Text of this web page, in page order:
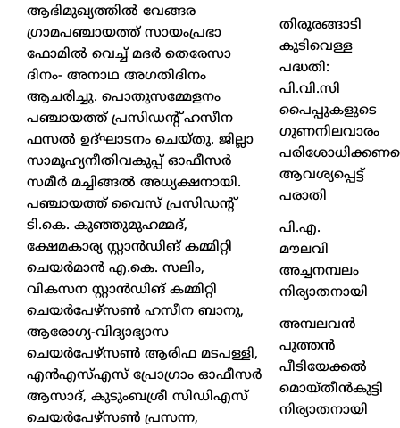
ആഭിമുഖ്യത്തില്‍ വേങ്ങര
ഗ്രാമപഞ്ചായത്ത് സായംപ്രഭാ
ഫോമില്‍ വെച്ച് മദര്‍ തെരേസാ
ദിനം- അനാഥ അഗതിദിനം
ആചരിച്ചു. പൊതുസമ്മേളനം
പഞ്ചായത്ത് പ്രസിഡന്റ് ഹസീന
ഫസല്‍ ഉദ്ഘാടനം ചെയ്തു. ജില്ലാ
സാമൂഹ്യനീതിവകുപ്പ് ഓഫീസര്‍
സമീര്‍ മച്ചിങ്ങല്‍ അധ്യക്ഷനായി.
പഞ്ചായത്ത് വൈസ് പ്രസിഡന്റ്
ടി.കെ. കുഞ്ഞുമുഹമ്മദ്,
ക്ഷേമകാര്യ സ്റ്റാന്‍ഡിങ് കമ്മിറ്റി
ചെയര്‍മാന്‍ എ.കെ. സലിം,
വികസന സ്റ്റാന്‍ഡിങ് കമ്മിറ്റി
ചെയര്‍പേഴ്‌സണ്‍ ഹസീന ബാനു,
ആരോഗ്യ-വിദ്യാഭ്യാസ
ചെയര്‍പേഴ്‌സണ്‍ ആരിഫ മടപള്ളി,
എന്‍എസ്എസ് പ്രോഗ്രാം ഓഫീസര്‍
ആസാദ്, കുടുംബശ്രീ സിഡിഎസ്
ചെയര്‍പേഴ്‌സണ്‍ പ്രസന്ന,
തിരൂരങ്ങാടി
കുടിവെള്ള
പദ്ധതി:
പി.വി.സി
പൈപ്പുകളുടെ
ഗുണനിലവാരം
ആവശ്യപ്പെട്ട്
പരാതി
പി.എ.
മൗലവി
അച്ചനമ്പലം
നിര്യാതനായി
അമ്പലവൻ
പുത്തൻ
പീടിയേക്കൽ
മൊയ്തീൻകുട്ടി
നിര്യാതനായി